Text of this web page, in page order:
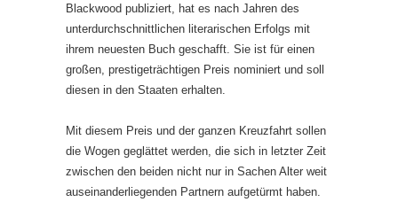
Blackwood publiziert, hat es nach Jahren des
unterdurchschnittlichen literarischen Erfolgs mit
ihrem neuesten Buch geschafft. Sie ist für einen
großen, prestigeträchtigen Preis nominiert und soll
diesen in den Staaten erhalten.
Mit diesem Preis und der ganzen Kreuzfahrt sollen
die Wogen geglättet werden, die sich in letzter Zeit
zwischen den beiden nicht nur in Sachen Alter weit
auseinanderliegenden Partnern aufgetürmt haben.